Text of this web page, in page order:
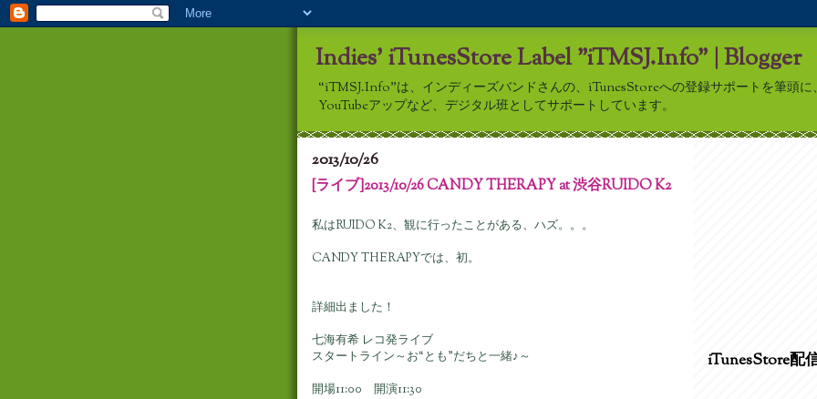
Indies' iTunesStore Label "iTMSJ.Info" | Blogger
“iTMSJ.Info”は、インディーズバンドさんの、iTunesStoreへの登録サポートを筆頭に
YouTubeアップなど、デジタル班としてサポートしています。
2013/10/26
[ライブ]2013/10/26 CANDY THERAPY at 渋谷RUIDO K2
私はRUIDO K2、観に行ったことがある、ハズ。。。
CANDY THERAPYでは、初。
詳細出ました！
七海有希 レコ発ライブ
スタートライン～お“とも”だちと一緒♪～
開場11:00 開演11:30
iTunesStore配